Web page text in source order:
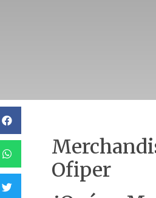
Ofiper